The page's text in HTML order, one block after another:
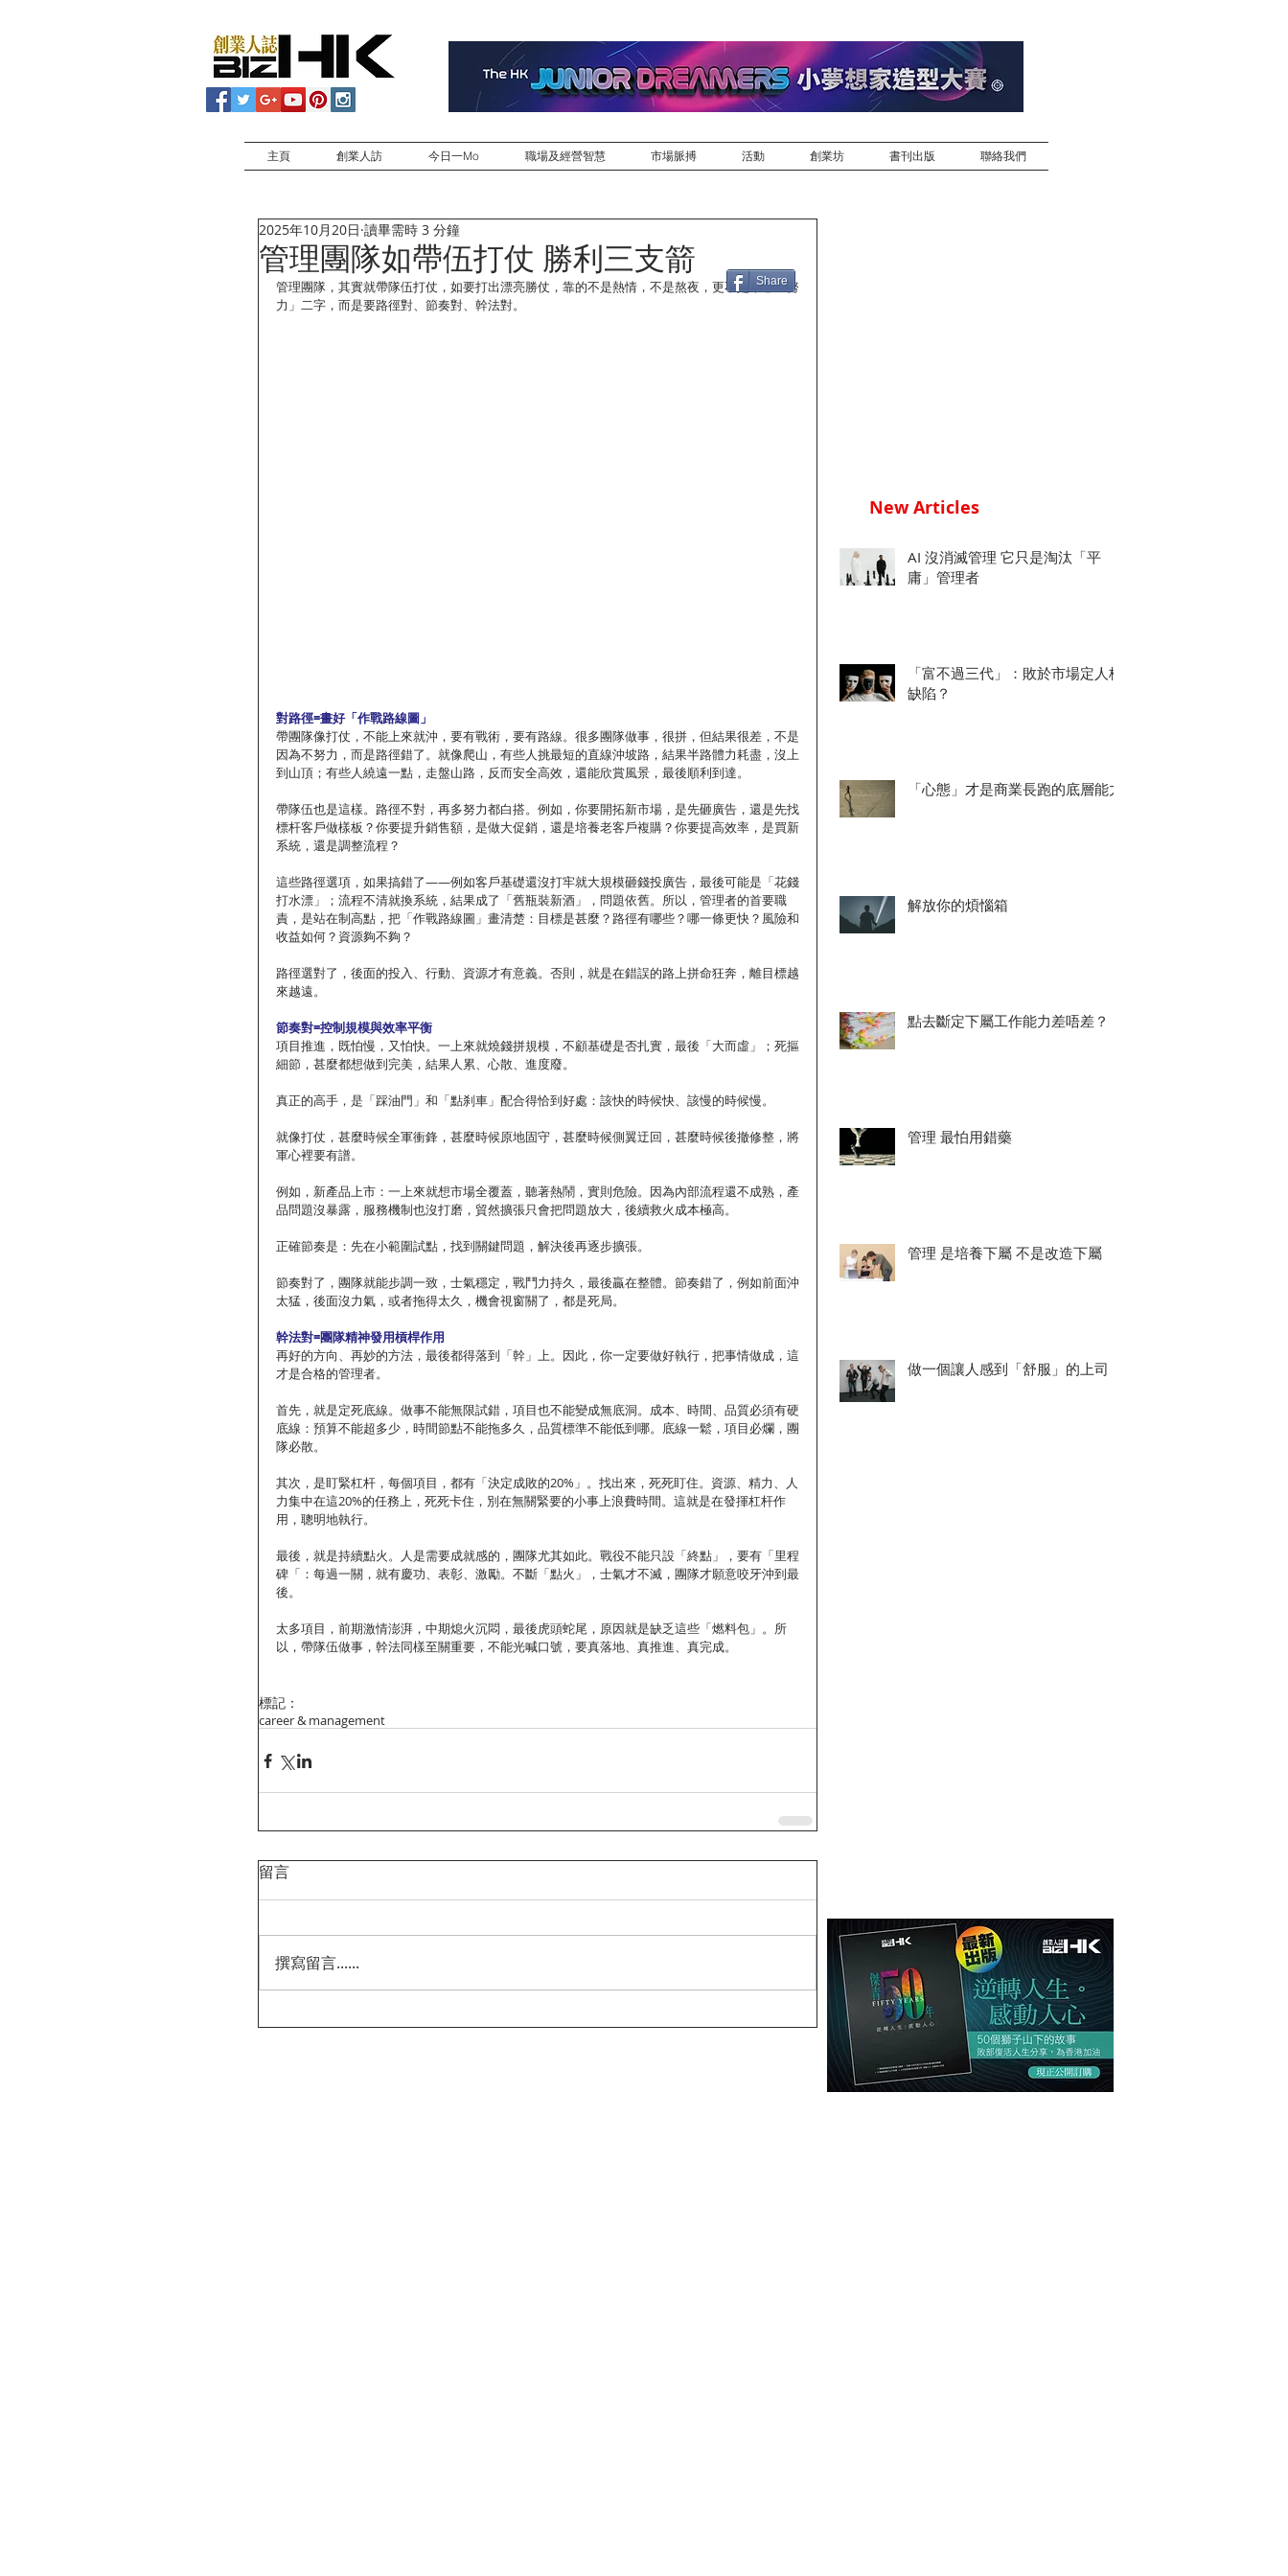
主頁 創業人訪 今日一Mo 職場及經營智慧 市場脈搏 活動 創業坊 書刊出版 聯絡我們
管理團隊如帶伍打仗 勝利三支箭
2025年10月20日 讀畢需時 3 分鐘
管理團隊，其實就帶隊伍打仗，如要打出漂亮勝仗，靠的不是熱情，不是熬夜，更不是單靠「努
力」二字，而是要路徑對、節奏對、幹法對。
對路徑=畫好「作戰路線圖」
帶團隊像打仗，不能上來就沖，要有戰術，要有路線。很多團隊做事，很拼，但結果很差，不是
因為不努力，而是路徑錯了。就像爬山，有些人挑最短的直線沖坡路，結果半路體力耗盡，沒上
到山頂；有些人繞遠一點，走盤山路，反而安全高效，還能欣賞風景，最後順利到達。
帶隊伍也是這樣。路徑不對，再多努力都白搭。例如，你要開拓新市場，是先砸廣告，還是先找
標杆客戶做樣板？你要提升銷售額，是做大促銷，還是培養老客戶複購？你要提高效率，是買新
系統，還是調整流程？
這些路徑選項，如果搞錯了——例如客戶基礎還沒打牢就大規模砸錢投廣告，最後可能是「花錢
打水漂」；流程不清就換系統，結果成了「舊瓶裝新酒」，問題依舊。所以，管理者的首要職
責，是站在制高點，把「作戰路線圖」畫清楚：目標是甚麼？路徑有哪些？哪一條更快？風險和
收益如何？資源夠不夠？
路徑選對了，後面的投入、行動、資源才有意義。否則，就是在錯誤的路上拼命狂奔，離目標越
來越遠。
節奏對=控制規模與效率平衡
項目推進，既怕慢，又怕快。一上來就燒錢拼規模，不顧基礎是否扎實，最後「大而虛」；死摳
細節，甚麼都想做到完美，結果人累、心散、進度廢。
真正的高手，是「踩油門」和「點刹車」配合得恰到好處：該快的時候快、該慢的時候慢。
就像打仗，甚麼時候全軍衝鋒，甚麼時候原地固守，甚麼時候側翼迂回，甚麼時候後撤修整，將
軍心裡要有譜。
例如，新產品上市：一上來就想市場全覆蓋，聽著熱鬧，實則危險。因為內部流程還不成熟，產
品問題沒暴露，服務機制也沒打磨，貿然擴張只會把問題放大，後續救火成本極高。
正確節奏是：先在小範圍試點，找到關鍵問題，解決後再逐步擴張。
節奏對了，團隊就能步調一致，士氣穩定，戰鬥力持久，最後贏在整體。節奏錯了，例如前面沖
太猛，後面沒力氣，或者拖得太久，機會視窗關了，都是死局。
幹法對=團隊精神發用槓桿作用
再好的方向、再妙的方法，最後都得落到「幹」上。因此，你一定要做好執行，把事情做成，這
才是合格的管理者。
首先，就是定死底線。做事不能無限試錯，項目也不能變成無底洞。成本、時間、品質必須有硬
底線：預算不能超多少，時間節點不能拖多久，品質標準不能低到哪。底線一鬆，項目必爛，團
隊必散。
其次，是盯緊杠杆，每個項目，都有「決定成敗的20%」。找出來，死死盯住。資源、精力、人
力集中在這20%的任務上，死死卡住，別在無關緊要的小事上浪費時間。這就是在發揮杠杆作
用，聰明地執行。
最後，就是持續點火。人是需要成就感的，團隊尤其如此。戰役不能只設「終點」，要有「里程
碑「：每過一關，就有慶功、表彰、激勵。不斷「點火」，士氣才不滅，團隊才願意咬牙沖到最
後。
太多項目，前期激情澎湃，中期熄火沉悶，最後虎頭蛇尾，原因就是缺乏這些「燃料包」。所
以，帶隊伍做事，幹法同樣至關重要，不能光喊口號，要真落地、真推進、真完成。
標記：
career & management
留言
撰寫留言......
Share
New Articles
AI 沒消滅管理 它只是淘汰「平
庸」管理者
「富不過三代」：敗於市場定人格
缺陷？
「心態」才是商業長跑的底層能力
解放你的煩惱箱
點去斷定下屬工作能力差唔差？
管理 最怕用錯藥
管理 是培養下屬 不是改造下屬
做一個讓人感到「舒服」的上司